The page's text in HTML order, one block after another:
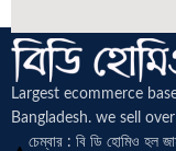
Largest ecommerce
Bangladesh. we sell
চেম্বার : বি ডি হোমিও হল